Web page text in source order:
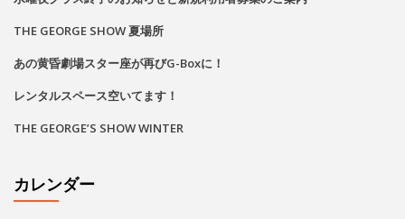
THE GEORGE SHOW 夏場所
あの黄昏劇場スター座が再びG-Boxに！
レンタルスペース空いてます！
THE GEORGE’S SHOW WINTER
カレンダー